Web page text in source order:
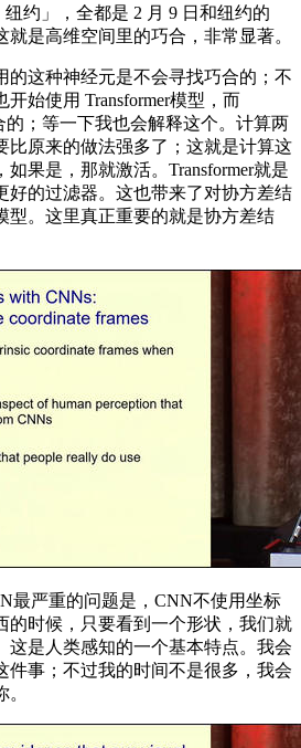
约」，全都是 2 月 9 日和纽约的
是高维空间里的巧合，非常显著。
这种神经元是不会寻找巧合的；不
始使用 Transformer模型，而
的；等一下我也会解释这个。计算两
比原来的做法强多了；这就是计算这
果是，那就激活。Transformer就是
好的过滤器。这也带来了对协方差结
型。这里真正重要的就是协方差结
严重的问题是，CNN不使用坐标
的时候，只要看到一个形状，我们就
这是人类感知的一个基本特点。我会
件事；不过我的时间不是很多，我会